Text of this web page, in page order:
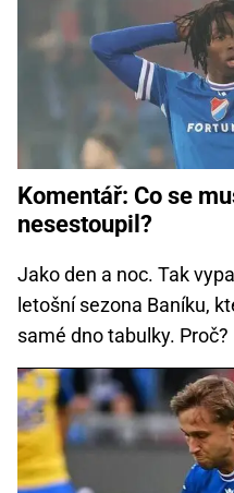
Komentář: Co se
nesestoupil?
Jako den a noc. Tak
letošní sezona Baníku,
samé dno tabulky. Proč?